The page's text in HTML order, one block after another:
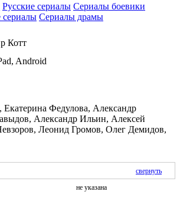
Русские сериалы Сериалы боевики
Сериалы драмы
Котт
Android
Екатерина Федулова, Александр
Александр Ильин, Алексей
Леонид Громов, Олег Демидов,
свернуть
не указана